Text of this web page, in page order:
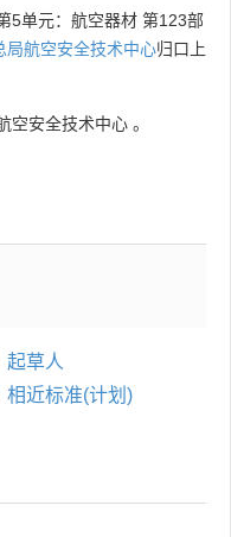
5单元：航空器材 第123部
局航空安全技术中心归口上
空安全技术中心 。
起草人
相近标准(计划)